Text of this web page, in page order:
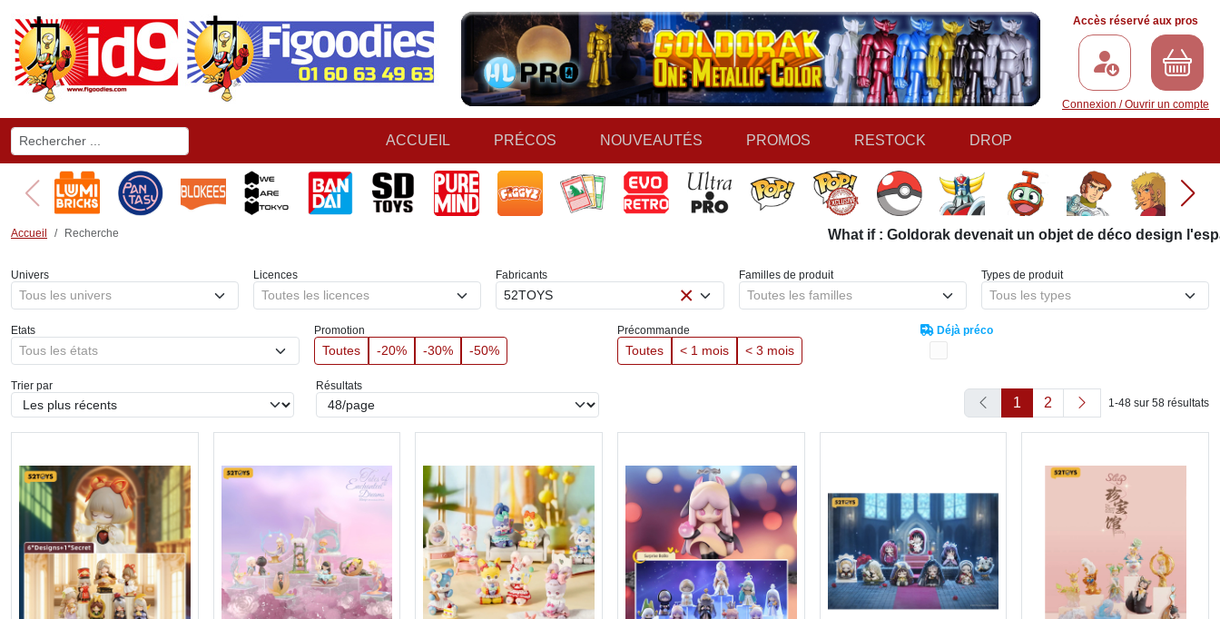
Accès réservé aux pros
Connexion / Ouvrir un compte
ACCUEIL PRÉCOS NOUVEAUTÉS PROMOS RESTOCK DROP
Accueil Recherche What if : Goldorak devenait un objet de déco design l'espace d'un
Univers
Tous les univers
Licences
Toutes les licences
Fabricants
52TOYS ×
Familles de produit
Toutes les familles
Types de produit
Tous les types
Etats
Tous les états
Promotion
Toutes -20% -30% -50%
Précommande
Toutes < 1 mois < 3 mois
Déjà préco
Trier par Résultats
1 2 1-48 sur 58 résultats